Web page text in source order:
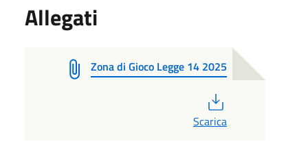
Allegati
Zona di Gioco Legge 14 2025
Scarica